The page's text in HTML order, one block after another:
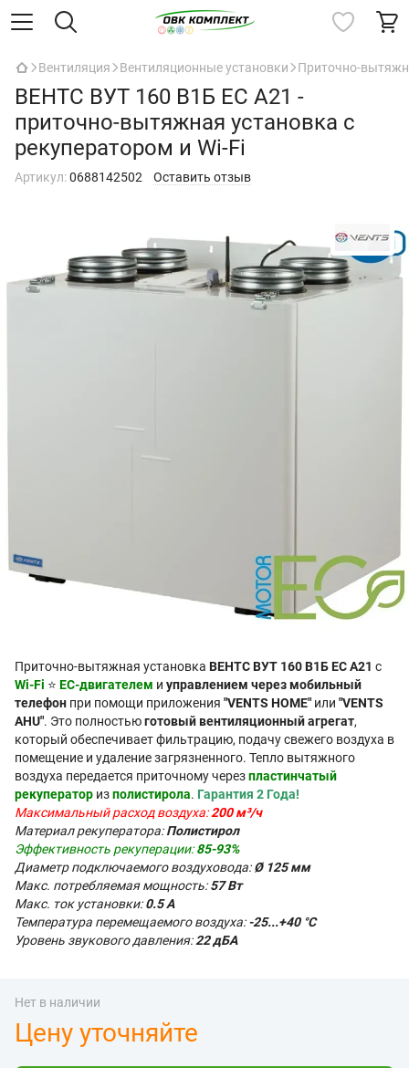
Вентиляция Вентиляционные установки Приточно-
ВЕНТС ВУТ 160 В1Б ЕС А21 -
приточно-вытяжная установка с
рекуператором и Wi-Fi
Артикул:0688142502 Оставить отзыв
Приточно-вытяжная установка ВЕНТС ВУТ 160 В1Б EC А21 с
Wi-Fi ⭐ EC-двигателем и управлением через мобильный
телефон при помощи приложения "VENTS HOME" или "VENTS
AHU". Это полностьюготовый вентиляционный агрегат,
который обеспечивает фильтрацию, подачу свежего воздуха в
помещение и удаление загрязненного. Тепло вытяжного
воздуха передается приточному черезпластинчатый
рекуператор изполистирола. Гарантия 2 Года!
Максимальный расход воздуха:200 м³/ч
Материал рекуператора:Полистирол
Эффективность рекуперации:85-93%
Диаметр подключаемого воздуховода:Ø 125 мм
Макс. потребляемая мощность:57 Вт
Макс. ток установки:0.5 А
Температура перемещаемого воздуха:-25...+40 °С
Уровень звукового давления:22 дБА
Нет в наличии
Цену уточняйте